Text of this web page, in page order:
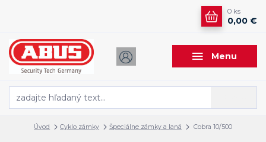
Menu
0 ks
0,00 €
Úvod Cyklo zámky Špeciálne zámky a laná Cobra 10/500